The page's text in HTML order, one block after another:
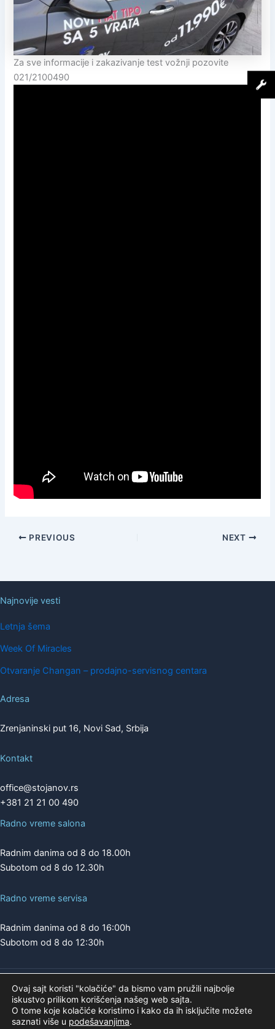
Za sve informacije i zakazivanje test vožnji pozovite
021/2100490
PREVIOUS NEXT
Najnovije vesti
Letnja šema
Week Of Miracles
Otvaranje Changan – prodajno-servisnog centara
Adresa
Zrenjaninski put 16, Novi Sad, Srbija
Kontakt
office@stojanov.rs
+381 21 21 00 490
Radno vreme salona
Radnim danima od 8 do 18.00h
Subotom od 8 do 12.30h
Radno vreme servisa
Radnim danima od 8 do 16:00h
Subotom od 8 do 12:30h
Copyright © 2026 | A.K. STOJANOV
Pogledajte našu ponudu na
Ovaj sajt koristi "kolačiće" da bismo vam pružili najbolje
iskustvo prilikom korišćenja našeg web sajta.
O tome koje kolačiće koristimo i kako da ih isključite možete
saznati više u podešavanjima.